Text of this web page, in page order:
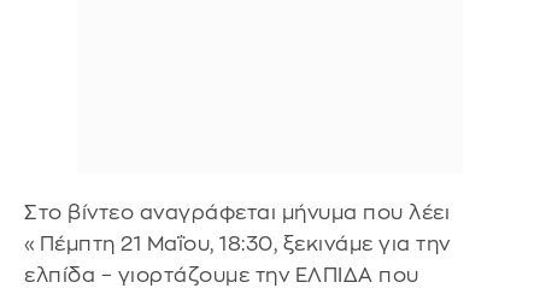
Στο βίντεο αναγράφεται μήνυμα που λέει
«Πέμπτη 21 Μαΐου, 18:30, ξεκινάμε για την
ελπίδα – γιορτάζουμε την ΕΛΠΙΔΑ που